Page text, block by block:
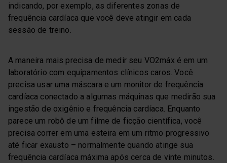
indicando, por exemplo, as diferentes zonas de
frequência cardíaca que você deve atingir em cada
sessão de treino.
A maneira mais precisa de medir seu VO2máx é em um
laboratório com equipamentos clínicos caros. Você
precisa usar uma máscara e um monitor de frequência
cardíaca conectado a algumas máquinas que medirão sua
ingestão de oxigênio e frequência cardíaca. Enquanto
parece um robô de um filme de ficção científica, você
precisa correr em uma esteira em um ritmo progressivo
até ficar exausto – normalmente quando atinge sua
frequência cardíaca máxima após cerca de vinte minutos.